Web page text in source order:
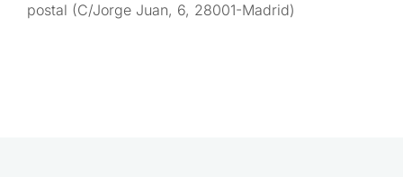
postal (C/Jorge Juan, 6, 28001-Madrid)